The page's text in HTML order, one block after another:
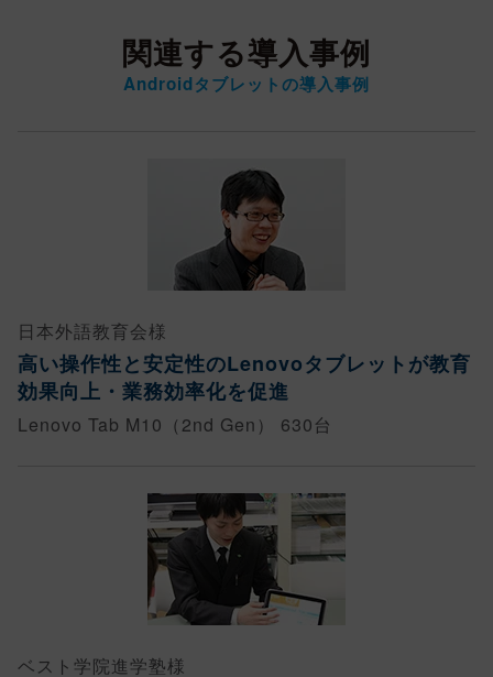
関連する導入事例
Androidタブレットの導入事例
日本外語教育会様
高い操作性と安定性のLenovoタブレットが教育
効果向上・業務効率化を促進
Lenovo Tab M10（2nd Gen） 630台
ベスト学院進学塾様